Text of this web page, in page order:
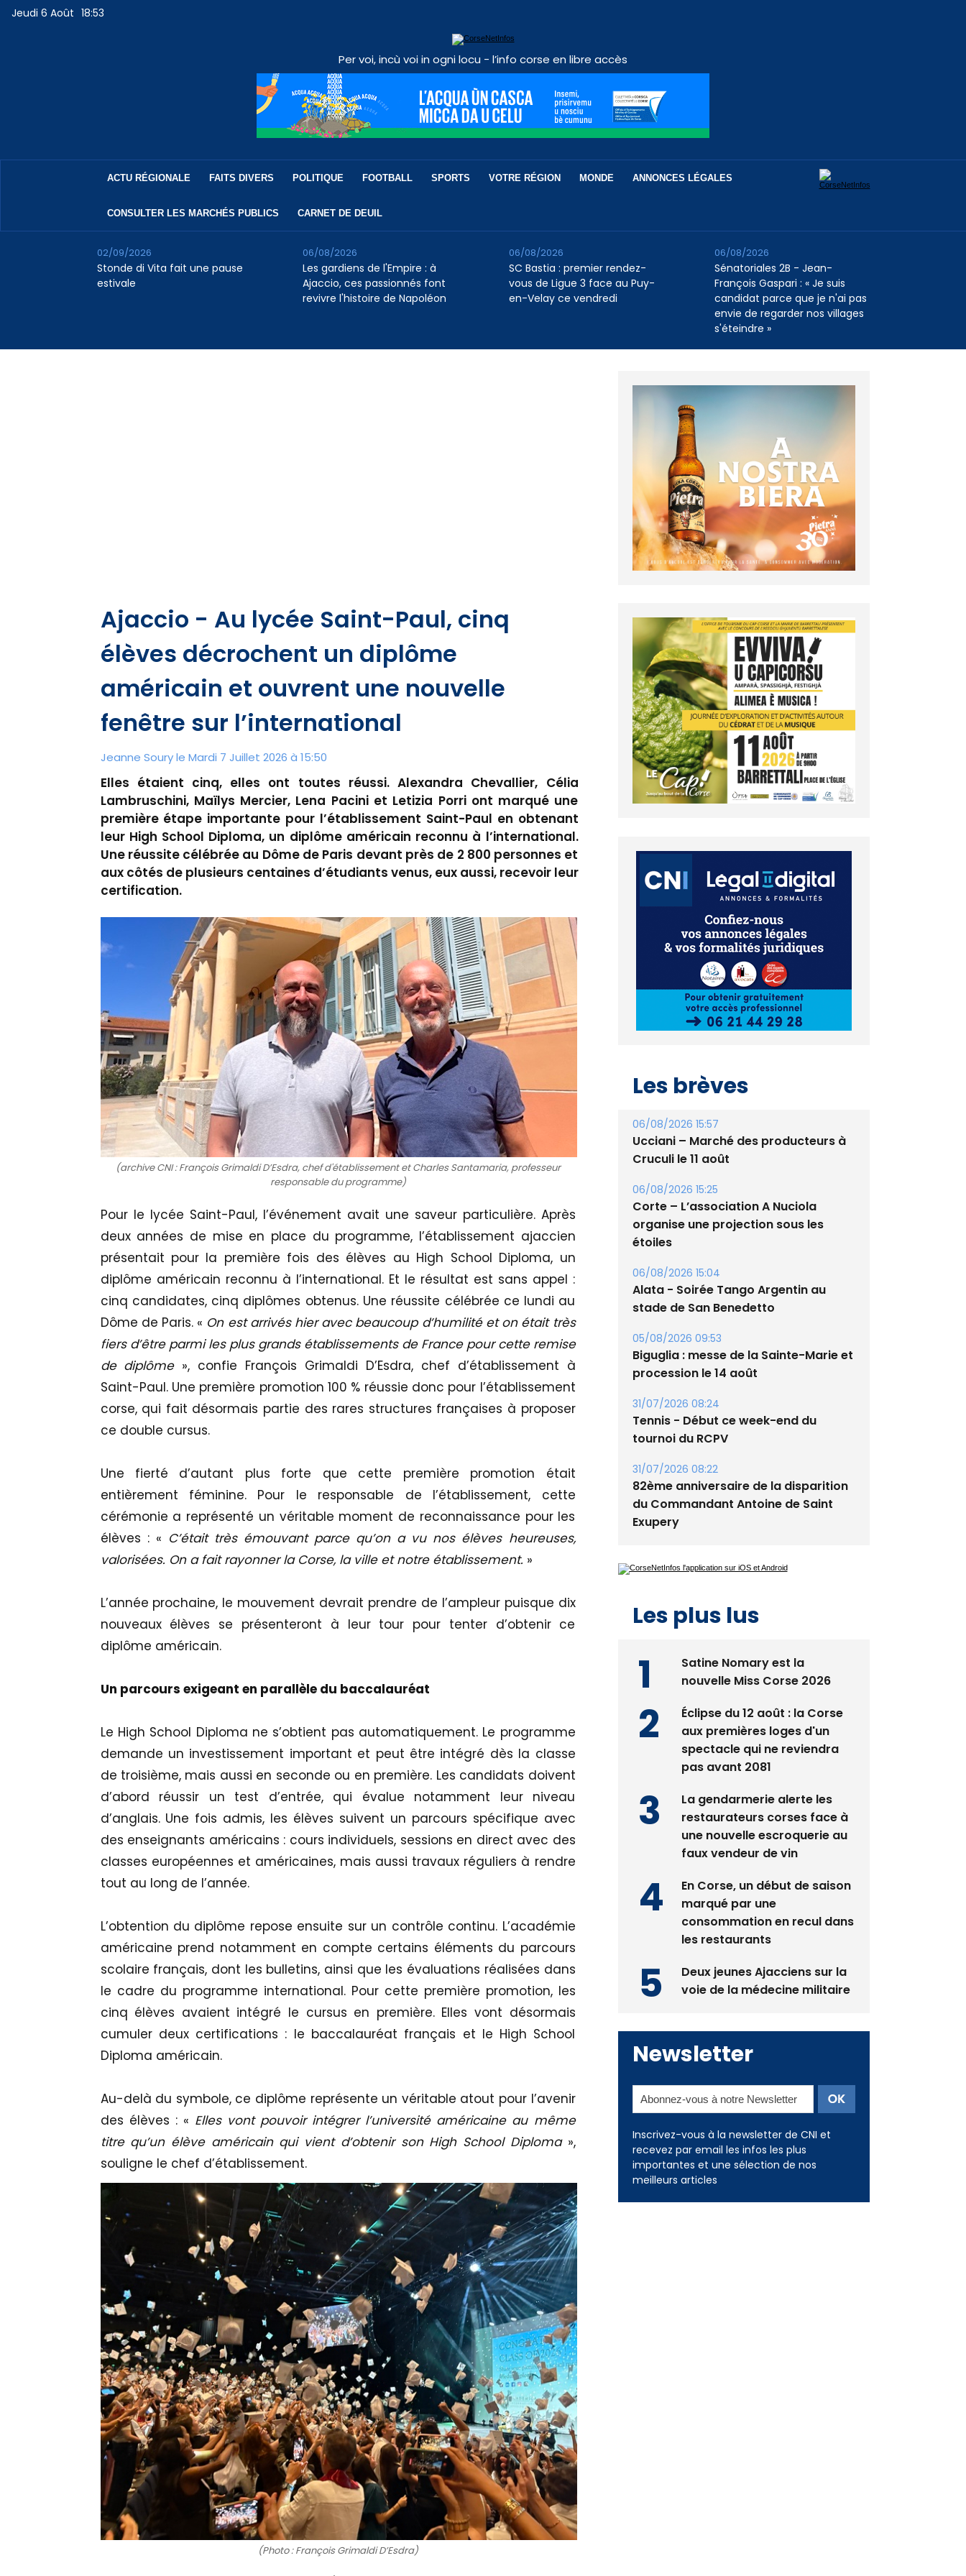
Jeudi 6 Août 18:53
Per voi, incù voi in ogni locu - l’info corse en libre accès
ACTU RÉGIONALE FAITS DIVERS POLITIQUE FOOTBALL SPORTS VOTRE RÉGION MONDE ANNONCES LÉGALES
CONSULTER LES MARCHÉS PUBLICS CARNET DE DEUIL
Stonde di Vita fait une pause
estivale
02/09/2026
Les gardiens de l'Empire : à
Ajaccio, ces passionnés font
revivre l'histoire de Napoléon
06/08/2026
SC Bastia : premier rendez-
vous de Ligue 3 face au Puy-
en-Velay ce vendredi
06/08/2026
Sénatoriales 2B - Jean-
François Gaspari : « Je suis
candidat parce que je n'ai pas
envie de regarder nos villages
s'éteindre »
06/08/2026
Ajaccio - Au lycée Saint-Paul, cinq
élèves décrochent un diplôme
américain et ouvrent une nouvelle
fenêtre sur l’international
Jeanne Soury le Mardi 7 Juillet 2026 à 15:50
Elles étaient cinq, elles ont toutes réussi. Alexandra Chevallier, Célia
Lambruschini, Maïlys Mercier, Lena Pacini et Letizia Porri ont marqué une
première étape importante pour l’établissement Saint-Paul en obtenant
leur High School Diploma, un diplôme américain reconnu à l’international.
Une réussite célébrée au Dôme de Paris devant près de 2 800 personnes et
aux côtés de plusieurs centaines d’étudiants venus, eux aussi, recevoir leur
certification.
(archive CNI : François Grimaldi D’Esdra, chef d'établissement et Charles Santamaria, professeur
responsable du programme)
Pour le lycée Saint-Paul, l’événement avait une saveur particulière. Après
deux années de mise en place du programme, l’établissement ajaccien
présentait pour la première fois des élèves au High School Diploma, un
diplôme américain reconnu à l’international. Et le résultat est sans appel :
cinq candidates, cinq diplômes obtenus. Une réussite célébrée ce lundi au
Dôme de Paris. « On est arrivés hier avec beaucoup d’humilité et on était très
fiers d’être parmi les plus grands établissements de France pour cette remise
de diplôme », confie François Grimaldi D’Esdra, chef d’établissement à
Saint-Paul. Une première promotion 100 % réussie donc pour l’établissement
corse, qui fait désormais partie des rares structures françaises à proposer
ce double cursus.
Une fierté d’autant plus forte que cette première promotion était
entièrement féminine. Pour le responsable de l’établissement, cette
cérémonie a représenté un véritable moment de reconnaissance pour les
élèves : « C’était très émouvant parce qu’on a vu nos élèves heureuses,
valorisées. On a fait rayonner la Corse, la ville et notre établissement. »
L’année prochaine, le mouvement devrait prendre de l’ampleur puisque dix
nouveaux élèves se présenteront à leur tour pour tenter d’obtenir ce
diplôme américain.
Un parcours exigeant en parallèle du baccalauréat
Le High School Diploma ne s’obtient pas automatiquement. Le programme
demande un investissement important et peut être intégré dès la classe
de troisième, mais aussi en seconde ou en première. Les candidats doivent
d’abord réussir un test d’entrée, qui évalue notamment leur niveau
d’anglais. Une fois admis, les élèves suivent un parcours spécifique avec
des enseignants américains : cours individuels, sessions en direct avec des
classes européennes et américaines, mais aussi travaux réguliers à rendre
tout au long de l’année.
L’obtention du diplôme repose ensuite sur un contrôle continu. L’académie
américaine prend notamment en compte certains éléments du parcours
scolaire français, dont les bulletins, ainsi que les évaluations réalisées dans
le cadre du programme international. Pour cette première promotion, les
cinq élèves avaient intégré le cursus en première. Elles vont désormais
cumuler deux certifications : le baccalauréat français et le High School
Diploma américain.
Au-delà du symbole, ce diplôme représente un véritable atout pour l’avenir
des élèves : « Elles vont pouvoir intégrer l’université américaine au même
titre qu’un élève américain qui vient d’obtenir son High School Diploma »,
souligne le chef d’établissement.
(Photo : François Grimaldi D’Esdra)
Les brèves
06/08/2026 15:57
Ucciani – Marché des producteurs à
Cruculi le 11 août
06/08/2026 15:25
Corte – L’association A Nuciola
organise une projection sous les
étoiles
06/08/2026 15:04
Alata - Soirée Tango Argentin au
stade de San Benedetto
05/08/2026 09:53
Biguglia : messe de la Sainte-Marie et
procession le 14 août
31/07/2026 08:24
Tennis - Début ce week-end du
tournoi du RCPV
31/07/2026 08:22
82ème anniversaire de la disparition
du Commandant Antoine de Saint
Exupery
Les plus lus
Satine Nomary est la
nouvelle Miss Corse 2026
Éclipse du 12 août : la Corse
aux premières loges d'un
spectacle qui ne reviendra
pas avant 2081
La gendarmerie alerte les
restaurateurs corses face à
une nouvelle escroquerie au
faux vendeur de vin
En Corse, un début de saison
marqué par une
consommation en recul dans
les restaurants
Deux jeunes Ajacciens sur la
voie de la médecine militaire
Newsletter
Inscrivez-vous à la newsletter de CNI et
recevez par email les infos les plus
importantes et une sélection de nos
meilleurs articles